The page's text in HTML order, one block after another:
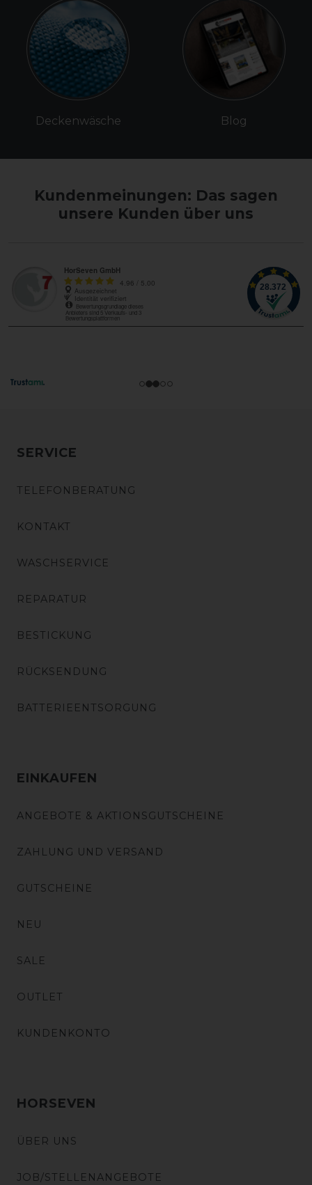
Deckenwäsche Blog
Kundenmeinungen: Das sagen
unsere Kunden über uns
SERVICE
TELEFONBERATUNG
KONTAKT
WASCHSERVICE
REPARATUR
BESTICKUNG
RÜCKSENDUNG
BATTERIEENTSORGUNG
EINKAUFEN
ANGEBOTE & AKTIONSGUTSCHEINE
ZAHLUNG UND VERSAND
GUTSCHEINE
NEU
SALE
OUTLET
KUNDENKONTO
HORSEVEN
ÜBER UNS
JOB/STELLENANGEBOTE